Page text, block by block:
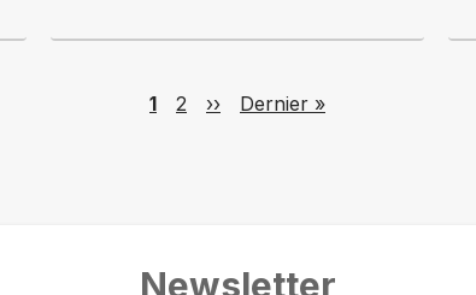
Page
1 Page
2 Next page
›› Last page
Dernier »
Newsletter